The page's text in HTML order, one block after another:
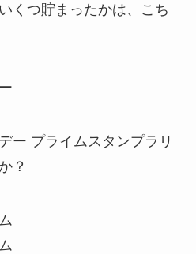
くつ貯まったかは、こち
ー プライムスタンプラリ
？